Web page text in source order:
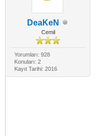
DeaKeN
Cemil
Yorumları: 928
Konuları: 2
Kayıt Tarihi: 2016